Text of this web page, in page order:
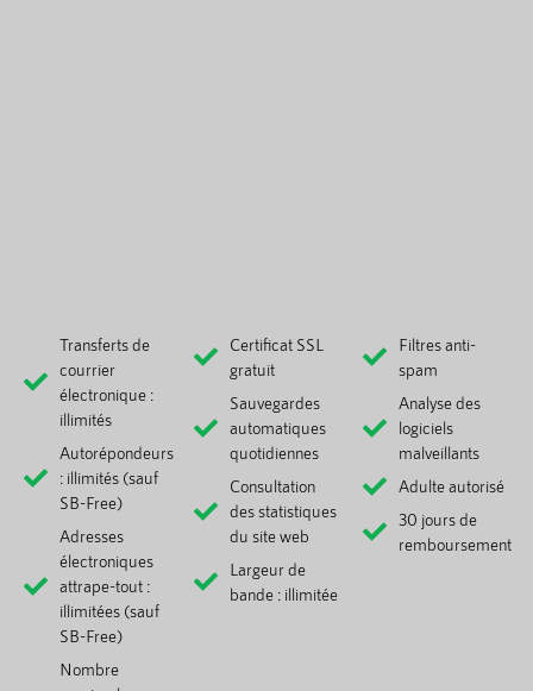
Transferts de
courrier
électronique :
illimités
Autorépondeurs
: illimités (sauf
SB-Free)
Adresses
électroniques
attrape-tout :
illimitées (sauf
SB-Free)
Nombre
Certificat SSL
gratuit
Sauvegardes
automatiques
quotidiennes
Consultation
des statistiques
du site web
Largeur de
bande : illimitée
Filtres anti-
spam
Analyse des
logiciels
malveillants
Adulte autorisé
30 jours de
remboursement